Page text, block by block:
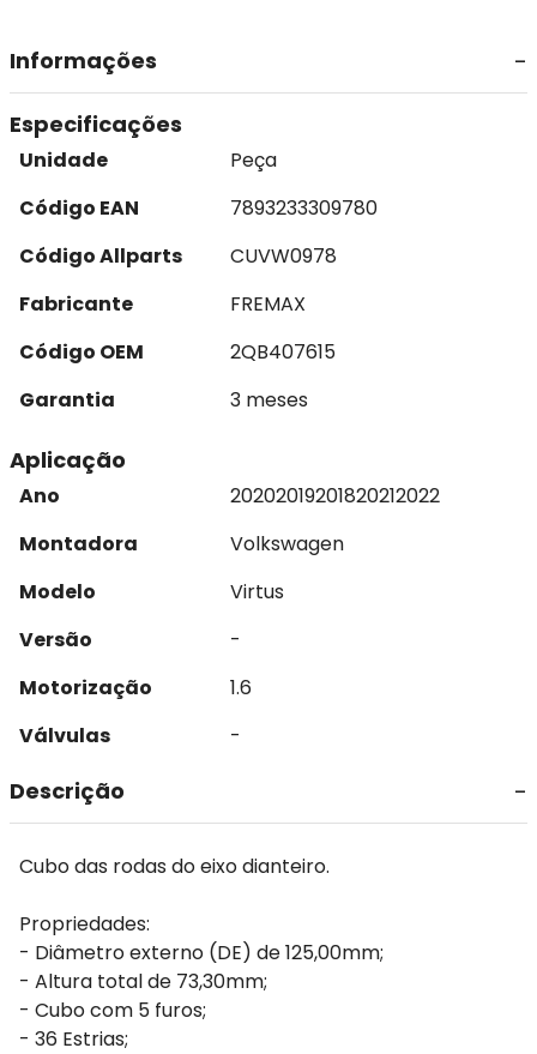
Informações
Especificações
Unidade
Peça
Código EAN
7893233309780
Código Allparts
CUVW0978
Fabricante
FREMAX
Código OEM
2QB407615
Garantia
3 meses
Aplicação
Ano 20202019201820212022
Montadora
Volkswagen
Modelo
Virtus
Versão
-
Motorização
1.6
Válvulas
-
Descrição
Cubo das rodas do eixo dianteiro.
Propriedades:
- Diâmetro externo (DE) de 125,00mm;
- Altura total de 73,30mm;
- Cubo com 5 furos;
- 36 Estrias;